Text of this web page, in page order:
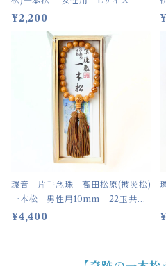
¥2,200
環音 片手念珠 高田松原(被災松)
一本松 男性用10mm 22玉共
正絹房
¥4,400